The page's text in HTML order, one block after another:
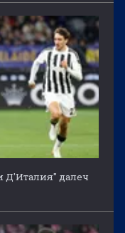
Д'Италия" далеч